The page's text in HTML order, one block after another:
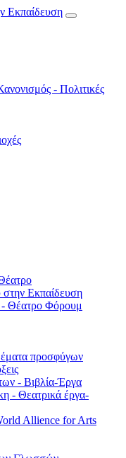
- Πολιτικές
Εκπαίδευση
- Θέατρο Φόρουμ
προσφύγων
- Βιβλία-Έργα
- Θεατρικά έργα-
Allience for Arts